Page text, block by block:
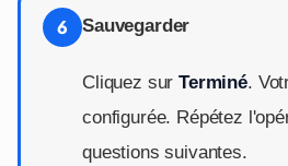
6 Sauvegarder
Cliquez surTerminé.
configurée. Répétez
questions suivantes.